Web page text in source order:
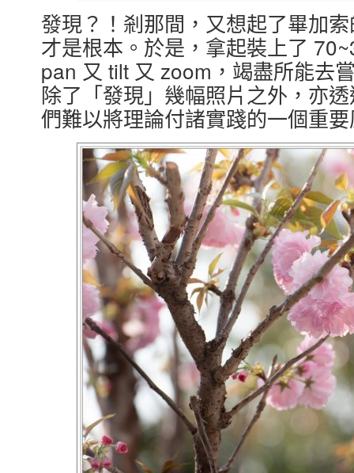
發現？！剎那間，又想起了畢加
才是根本。於是，拿起裝上了
pan 又 tilt 又 zoom，竭盡所能
除了「發現」幾幅照片之外，亦
們難以將理論付諸實踐的一個重